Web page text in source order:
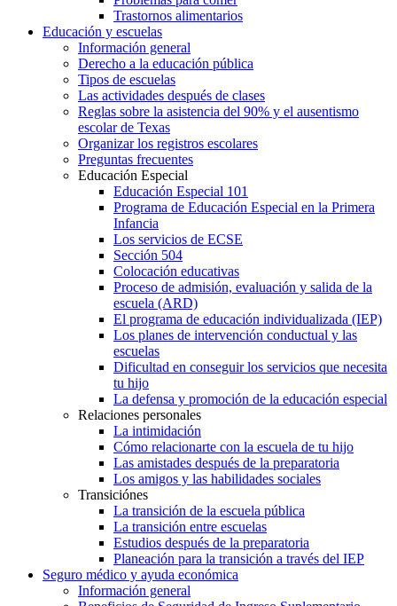
Trastornos alimentarios
Educación y escuelas
Información general
Derecho a la educación pública
Tipos de escuelas
Las actividades después de clases
Reglas sobre la asistencia del 90% y el ausentismo
escolar de Texas
Organizar los registros escolares
Preguntas frecuentes
Educación Especial
Educación Especial 101
Programa de Educación Especial en la Primera
Infancia
Los servicios de ECSE
Sección 504
Colocación educativas
Proceso de admisión, evaluación y salida de la
escuela (ARD)
El programa de educación individualizada (IEP)
Los planes de intervención conductual y las
escuelas
Dificultad en conseguir los servicios que necesita
tu hijo
La defensa y promoción de la educación especial
Relaciones personales
La intimidación
Cómo relacionarte con la escuela de tu hijo
Las amistades después de la preparatoria
Los amigos y las habilidades sociales
Transiciónes
La transición de la escuela pública
La transición entre escuelas
Estudios después de la preparatoria
Planeación para la transición a través del IEP
Seguro médico y ayuda económica
Información general